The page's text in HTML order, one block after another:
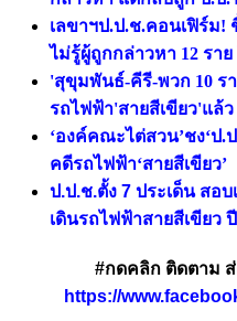
เลขาฯป.ป.ช.คอนเฟิร์ม!
ไม่รู้ผู้ถูกกล่าวหา 12 ราย
'สุขุมพันธ์-คีรี-พวก 10 ร
รถไฟฟ้า'สายสีเขียว'แล้ว
‘องค์คณะไต่สวน’ชง‘ป.
คดีรถไฟฟ้า‘สายสีเขียว’
ป.ป.ช.ตั้ง 7 ประเด็น สอ
เดินรถไฟฟ้าสายสีเขียว
#กดคลิก ติดตาม
https://